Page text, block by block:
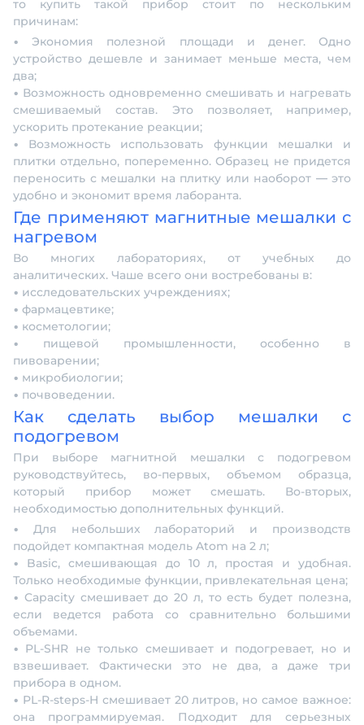
то купить такой прибор стоит по нескольким
причинам:
• Экономия полезной площади и денег. Одно
устройство дешевле и занимает меньше места, чем
два;
• Возможность одновременно смешивать и нагревать
смешиваемый состав. Это позволяет, например,
ускорить протекание реакции;
• Возможность использовать функции мешалки и
плитки отдельно, попеременно. Образец не придется
переносить с мешалки на плитку или наоборот — это
удобно и экономит время лаборанта.
Где применяют магнитные мешалки с
нагревом
Во многих лабораториях, от учебных до
аналитических. Чаше всего они востребованы в:
• исследовательских учреждениях;
• фармацевтике;
• косметологии;
• пищевой промышленности, особенно в
пивоварении;
• микробиологии;
• почвоведении.
Как сделать выбор мешалки с
подогревом
При выборе магнитной мешалки с подогревом
руководствуйтесь, во-первых, объемом образца,
который прибор может смешать. Во-вторых,
необходимостью дополнительных функций.
• Для небольших лабораторий и производств
подойдет компактная модель Atom на 2 л;
• Basic, смешивающая до 10 л, простая и удобная.
Только необходимые функции, привлекательная цена;
• Capacity смешивает до 20 л, то есть будет полезна,
если ведется работа со сравнительно большими
объемами.
• PL-SHR не только смешивает и подогревает, но и
взвешивает. Фактически это не два, а даже три
прибора в одном.
• PL-R-steps-H смешивает 20 литров, но самое важное:
она программируемая. Подходит для серьезных